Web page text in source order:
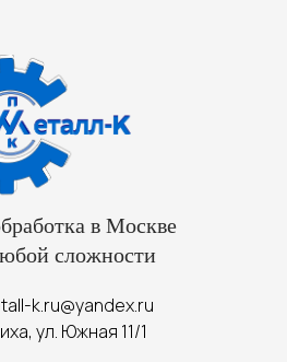
в Москве
сложности
k.ru@yandex.ru
ул. Южная 11/1